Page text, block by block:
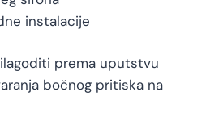
instalacije
prema uputstvu
bočnog pritiska na